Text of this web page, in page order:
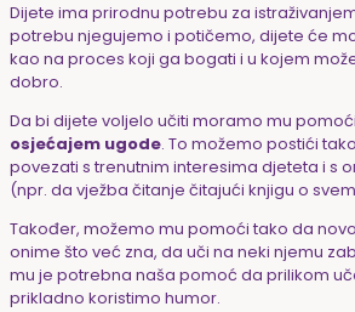
Dijete ima prirodnu potrebu za
potrebu njegujemo i potičemo, dijete će
kao na proces koji ga bogati i u kojem
dobro.
Da bi dijete voljelo učiti moramo mu
osjećajem ugode. To možemo postići
povezati s trenutnim interesima djeteta i s
(npr. da vježba čitanje čitajući knjigu o
Također, možemo mu pomoći tako da
onime što već zna, da uči na neki njemu
mu je potrebna naša pomoć da prilikom
prikladno koristimo humor.